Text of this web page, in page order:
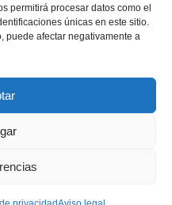
permitirá procesar datos como el
únicas en este sitio.
puede afectar negativamente a
y salón
estudio y salón
y aparador
Santos DENIA
los derechos reservados |